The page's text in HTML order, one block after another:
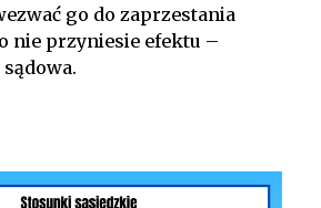
go do zaprzestania
nie przyniesie efektu –